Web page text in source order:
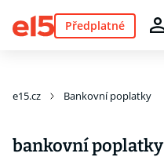
Předplatné
e15.cz Bankovní poplatky
bankovní poplatky